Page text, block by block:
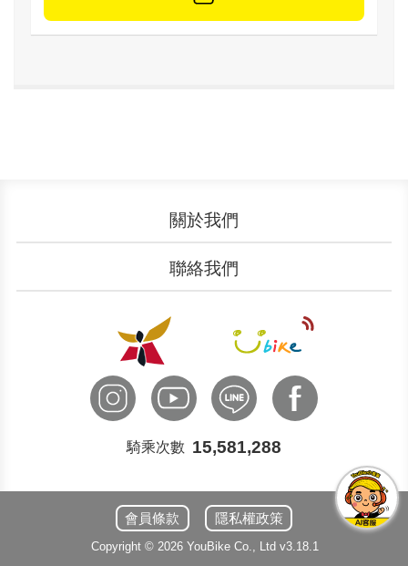
關於我們
加入我們
聯絡我們
廣告刊登
申請表單
國際諮詢
騎乘次數 15,581,288
會員條款 隱私權政策
Copyright © 2026 YouBikeCo., Ltd v3.18.1